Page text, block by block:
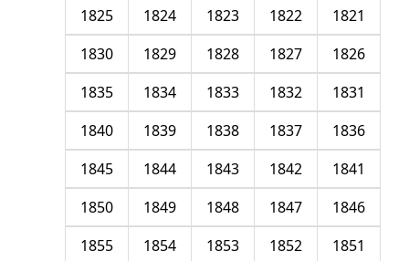
1821
1822
1823
1824
1825
1826
1827
1828
1829
1830
1831
1832
1833
1834
1835
1836
1837
1838
1839
1840
1841
1842
1843
1844
1845
1846
1847
1848
1849
1850
1851
1852
1853
1854
1855